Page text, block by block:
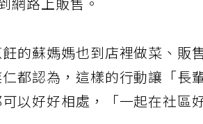
網路上販售。
的蘇媽媽也到店裡做菜、販
都認為，這樣的行動讓「長
以好好相處，「一起在社區